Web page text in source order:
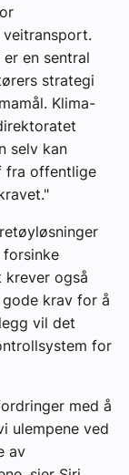
en sentral
strategi
Klima-
selv kan
fra offentlige
krever også
krav for å
vil det
for
med å
ulempene ved
av